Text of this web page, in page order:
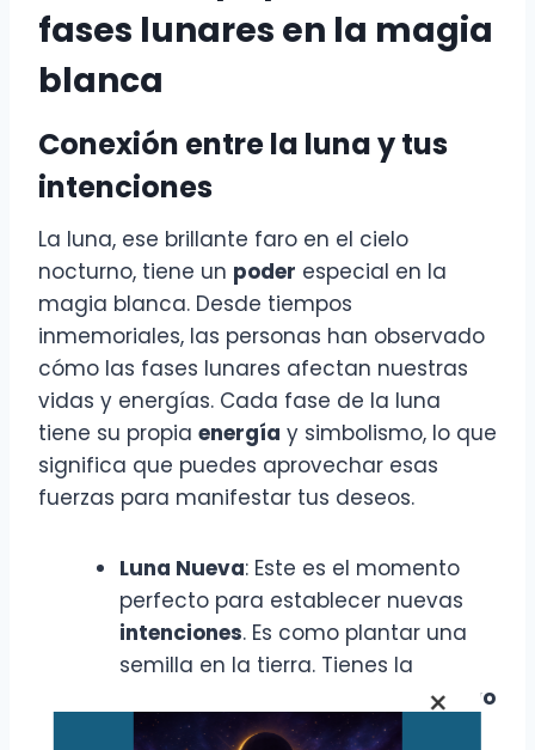
fases lunares en la magia
blanca
Conexión entre la luna y tus
intenciones
La luna, ese brillante faro en el cielo
nocturno, tiene un poder especial en la
magia blanca. Desde tiempos
inmemoriales, las personas han observado
cómo las fases lunares afectan nuestras
vidas y energías. Cada fase de la luna
tiene su propia energía y simbolismo, lo que
significa que puedes aprovechar esas
fuerzas para manifestar tus deseos.
Luna Nueva: Este es el momento
perfecto para establecer nuevas
intenciones. Es como plantar una
semilla en la tierra. Tienes la
comenzar de nuevo
y enfocarte en lo que realmente
×